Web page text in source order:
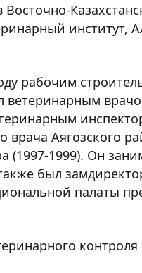
Восточно-
институт,
рабочим
врача Аягозского
(1997-1999). Он
был
палаты